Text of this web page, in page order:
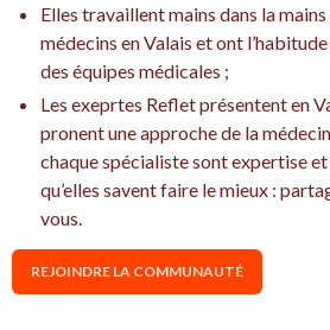
Elles travaillent mains dans la mains
médecins en Valais et ont l’habitude
des équipes médicales ;
Les exeprtes Reflet présentent en
pronent une approche de la
chaque spécialiste sont expertise
qu’elles savent faire le mieux :
vous.
REJOINDRE LA COMMUNAUTÉ